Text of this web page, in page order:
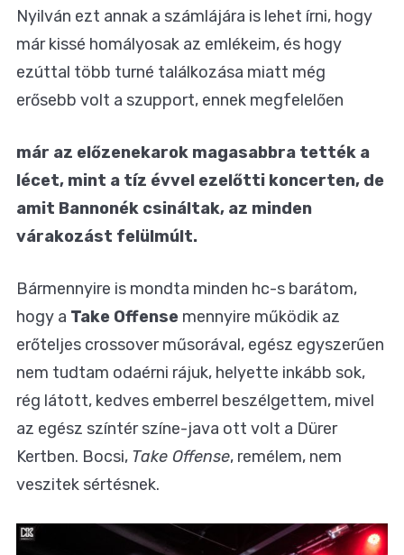
Nyilván ezt annak a számlájára is lehet írni, hogy
már kissé homályosak az emlékeim, és hogy
ezúttal több turné találkozása miatt még
erősebb volt a szupport, ennek megfelelően
már az előzenekarok magasabbra tették a
lécet, mint a tíz évvel ezelőtti koncerten, de
amit Bannonék csináltak, az minden
várakozást felülmúlt.
Bármennyire is mondta minden hc-s barátom,
hogy a Take Offense mennyire működik az
erőteljes crossover műsorával, egész egyszerűen
nem tudtam odaérni rájuk, helyette inkább sok,
rég látott, kedves emberrel beszélgettem, mivel
az egész színtér színe-java ott volt a Dürer
Kertben. Bocsi, Take Offense, remélem, nem
veszitek sértésnek.